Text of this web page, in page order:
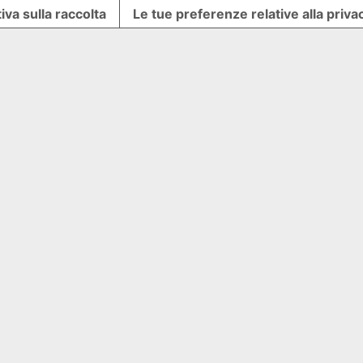
sulla raccolta Le tue preferenze relative alla